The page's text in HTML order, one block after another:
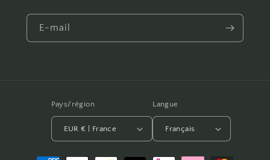
E-mail
Pays/région
EUR € | France
Langue
Français